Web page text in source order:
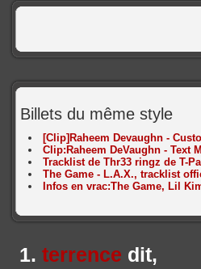
Billets du même style
[Clip]Raheem Devaughn -
Clip:Raheem DeVaughn - Text
Tracklist de Thr33 ringz de T-
The Game - L.A.X., tracklist
Infos en vrac:The Game, Lil
terrence dit,